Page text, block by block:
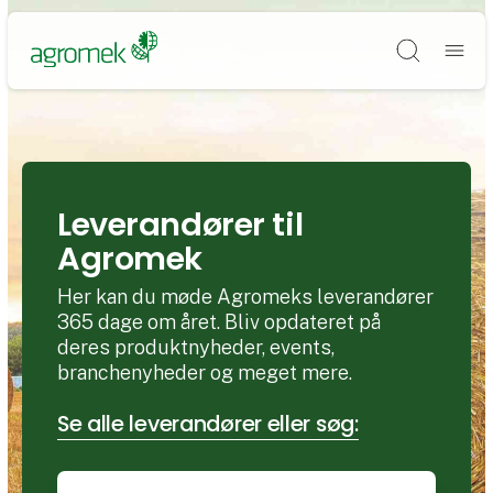
Søg
Leverandører til
Agromek
Her kan du møde Agromeks leverandører
365 dage om året. Bliv opdateret på
deres produktnyheder, events,
branchenyheder og meget mere.
Se alle leverandører eller søg: